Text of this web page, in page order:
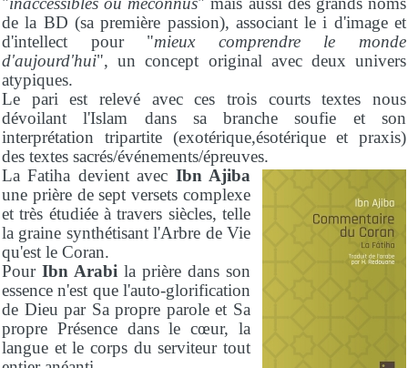
de la BD (sa première passion), associant le i d'image et
d'intellect pour "mieux comprendre le monde
d'aujourd'hui", un concept original avec deux univers
atypiques.
Le pari est relevé avec ces trois courts textes nous
dévoilant l'Islam dans sa branche soufie et son
interprétation tripartite (exotérique,ésotérique et praxis)
des textes sacrés/événements/épreuves.
La Fatiha devient avec Ibn Ajiba
une prière de sept versets complexe
et très étudiée à travers siècles, telle
la graine synthétisant l'Arbre de Vie
qu'est le Coran.
Pour Ibn Arabi la prière dans son
essence n'est que l'auto-glorification
de Dieu par Sa propre parole et Sa
propre Présence dans le cœur, la
langue et le corps du serviteur tout